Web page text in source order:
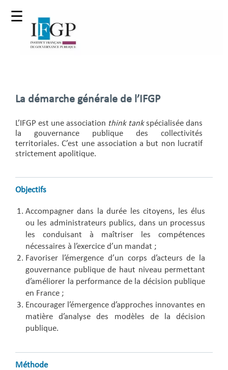
☰
La démarche générale de l’IFGP
L’IFGP est une association think tankspécialisée dans
la gouvernance publique des collectivités
territoriales. C’est une association a but non lucratif
strictement apolitique.
Objectifs
Accompagner dans la durée les citoyens, les élus
ou les administrateurs publics, dans un processus
les conduisant à maîtriser les compétences
nécessaires à l’exercice d’un mandat ;
Favoriser l’émergence d’un corps d’acteurs de la
gouvernance publique de haut niveau permettant
d’améliorer la performance de la décision publique
en France ;
Encourager l’émergence d’approches innovantes en
matière d’analyse des modèles de la décision
publique.
Méthode